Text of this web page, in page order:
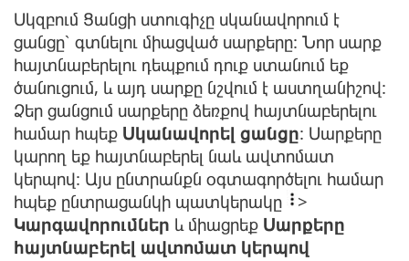
Սկզբում Ցանցի ստուգիչը սկանավորում է
ցանցը՝ գտնելու միացված սարքերը: Նոր սարք
հայտնաբերելու դեպքում դուք ստանում եք
ծանուցում, և այդ սարքը նշվում է աստղանիշով:
Ձեր ցանցում սարքերը ձեռքով հայտնաբերելու
համար հպեք Սկանավորել ցանցը: Սարքերը
կարող եք հայտնաբերել նաև ավտոմատ
կերպով: Այս ընտրանքն օգտագործելու համար
հպեք ընտրացանկի պատկերակը
>
Կարգավորումներ և միացրեք Սարքերը
հայտնաբերել ավտոմատ կերպով